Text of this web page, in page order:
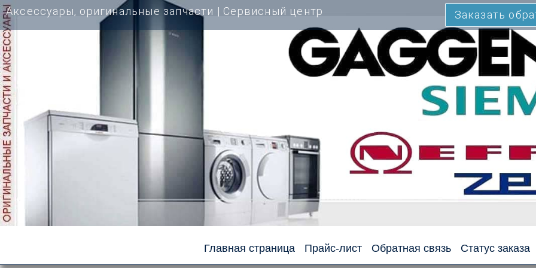
Перейти
к
содержимому
Аксессуары, оригинальные запчасти | Cервисный центр Заказать
Главная страница Прайс-лист Обратная связь Статус заказа